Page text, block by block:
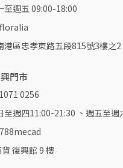
至週五 09:00-18:00
港區忠孝東路五段815號3樓之2
門市
0256
至週四11:00-21:30 、週五至週
復興館 9 樓